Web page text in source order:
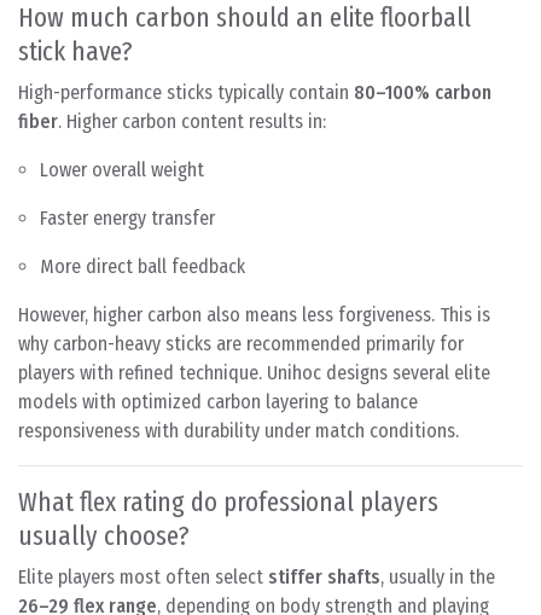
How much carbon should an elite floorball
stick have?
High-performance sticks typically contain 80–100% carbon
fiber. Higher carbon content results in:
Lower overall weight
Faster energy transfer
More direct ball feedback
However, higher carbon also means less forgiveness. This is
why carbon-heavy sticks are recommended primarily for
players with refined technique. Unihoc designs several elite
models with optimized carbon layering to balance
responsiveness with durability under match conditions.
What flex rating do professional players
usually choose?
Elite players most often select stiffer shafts, usually in the
26–29 flex range, depending on body strength and playing